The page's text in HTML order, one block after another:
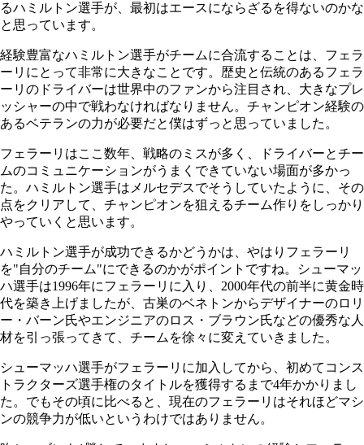
るハミルトン選手が、最初はエースにならざるを得ないのかな
と思っています。
経験豊富なハミルトン選手がチームに合流することは、フェラ
ーリにとって非常に大きなことです。歴史と伝統のあるフェラ
ーリのドライバーは世界中のファンから注目され、大きなプレ
ッシャーの中で戦わなければなりません。チャンピオン経験の
あるベテランの力が必要だと僕はずっと思っていました。
フェラーリはここ数年、戦略のミスが多く、ドライバーとチー
ムのコミュニケーションがうまくできていない場面が多かっ
た。ハミルトン選手はメルセデスでそうしていたように、その
点をクリアして、チャンピオンを狙えるチーム作りをしっかり
やっていくと思います。
ハミルトン選手が成功できるかどうかは、やはりフェラーリ
を"自分のチーム"にできるのかがポイントですね。シューマッ
ハ選手は1996年にフェラーリに入り、2000年代の前半に黄金時
代を築き上げましたが、古巣のベネトンからデザイナーのロリ
ー・バーン氏やエンジニアのロス・ブラウン氏などの優秀な人
材を引っ張ってきて、チームを徐々に変えていきました。
シューマッハ選手がフェラーリに加入してから、初めてコンス
トラクターズ選手権のタイトルを獲得するまで4年かかりまし
た。でもその頃に比べると、現在のフェラーリはそれほどマシ
ンの競争力が低いというわけではありません。